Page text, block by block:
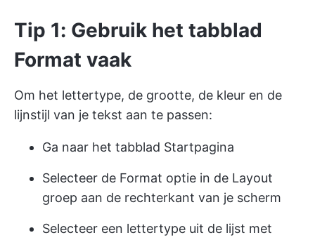
Tip 1: Gebruik het tabblad
Format vaak
Om het lettertype, de grootte, de kleur en de
lijnstijl van je tekst aan te passen:
Ga naar het tabblad Startpagina
Selecteer de Format optie in de Layout
groep aan de rechterkant van je scherm
Selecteer een lettertype uit de lijst met